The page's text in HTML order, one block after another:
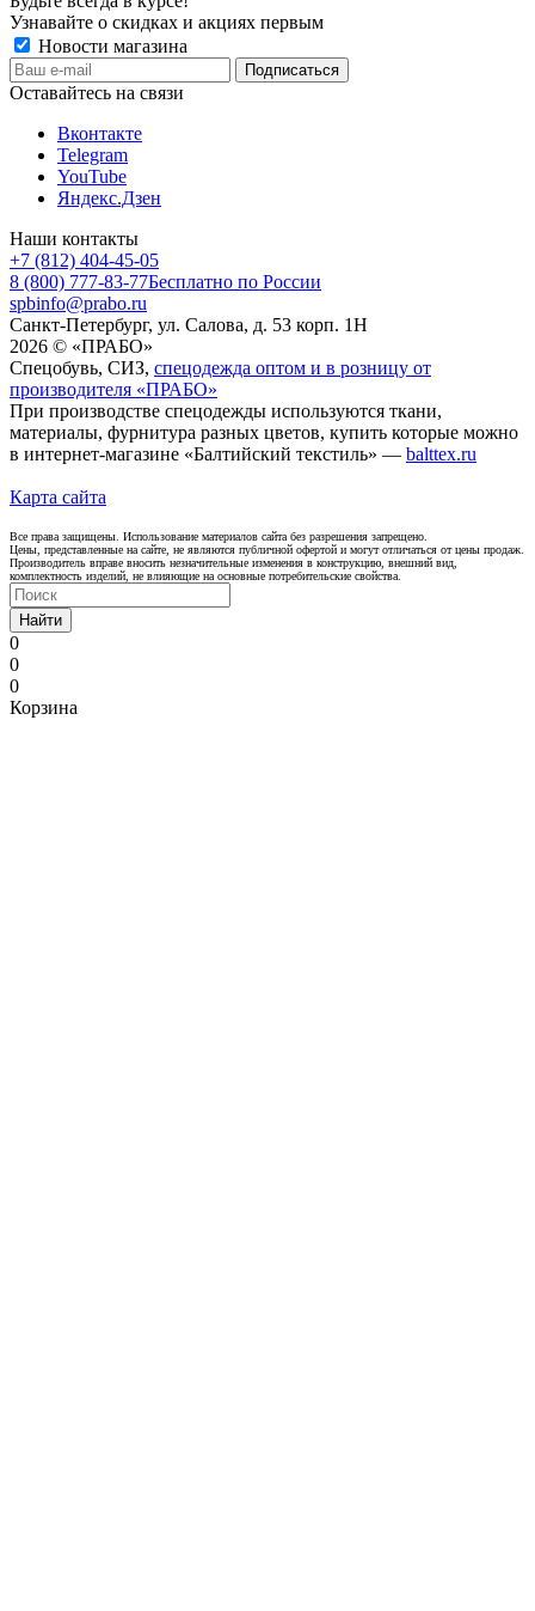
Узнавайте о скидках и акциях первым
Новости магазина
Оставайтесь на связи
Вконтакте
Telegram
YouTube
Яндекс.Дзен
Наши контакты
+7 (812) 404-45-05
8 (800) 777-83-77Бесплатно по России
spbinfo@prabo.ru
Санкт-Петербург, ул. Салова, д. 53 корп. 1Н
2026 © «ПРАБО»
Спецобувь, СИЗ, спецодежда оптом и в розницу от
производителя «ПРАБО»
При производстве спецодежды используются ткани,
материалы, фурнитура разных цветов, купить которые можно
в интернет-магазине «Балтийский текстиль» — balttex.ru
Карта сайта
Все права защищены. Использование материалов сайта без разрешения запрещено.
Цены, представленные на сайте, не являются публичной офертой и могут отличаться от цены продаж.
Производитель вправе вносить незначительные изменения в конструкцию, внешний вид,
комплектность изделий, не влияющие на основные потребительские свойства.
Найти
0
0
0
Корзина